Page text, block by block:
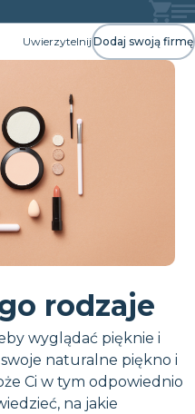
UwierzytelnijDodaj swoją firmę
rodzaje
wyglądać pięknie i
swoje naturalne piękno i
Ci w tym odpowiednio
na jakie